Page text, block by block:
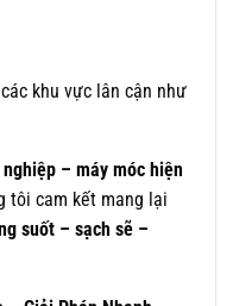
khu vực lân cận như
– máy móc hiện
tôi cam kết mang lại
suốt – sạch sẽ –